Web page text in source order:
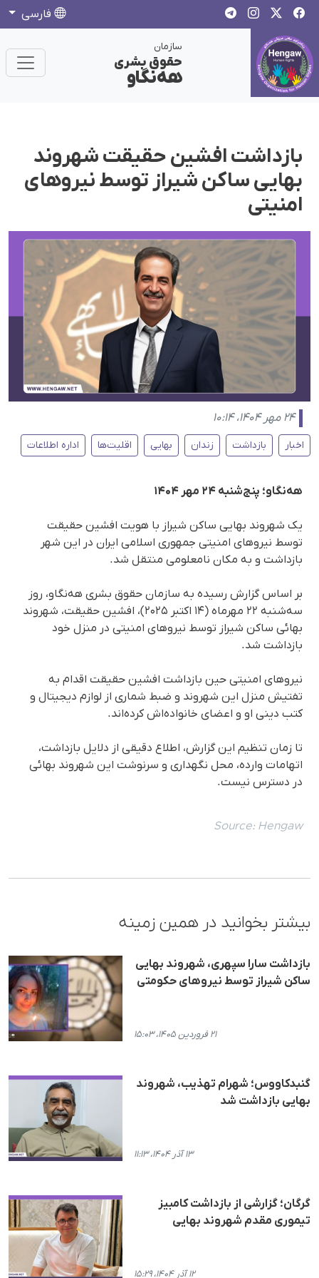
فارسی
سازمان
حقوق بشری
هەنگاو
بازداشت افشین حقیقت شهروند
بهایی ساکن شیراز توسط نیروهای
امنیتی
۲۴ مهر ۱۴۰۴، ۱۰:۱۴
اخبار بازداشت زندان بهایی اقلیت‌ها اداره اطلاعات
هەنگاو؛ پنج‌شنبه ۲۴ مهر ۱۴۰۴
یک شهروند بهایی ساکن شیراز با هویت افشین حقیقت
توسط نیروهای امنیتی جمهوری اسلامی ایران در این شهر
بازداشت و به مکان نامعلومی منتقل شد.
بر اساس گزارش رسیده به سازمان حقوق بشری هەنگاو، روز
سه‌شنبه ۲۲ مهرماه (۱۴ اکتبر ۲۰۲۵)، افشین حقیقت، شهروند
بهائی ساکن شیراز توسط نیروهای امنیتی در منزل خود
بازداشت شد.
نیروهای امنیتی حین بازداشت افشین حقیقت اقدام به
تفتیش منزل این شهروند و ضبط شماری از لوازم دیجیتال و
کتب دینی او و اعضای خانواده‌اش کرده‌اند.
تا زمان تنظیم این گزارش، اطلاع دقیقی از دلایل بازداشت،
اتهامات وارده، محل نگهداری و سرنوشت این شهروند بهائی
در دسترس نیست.
Source: Hengaw
بیشتر بخوانید در همین زمینه
بازداشت سارا سپهری، شهروند بهایی
ساکن شیراز توسط نیروهای حکومتی
۲۱ فروردین ۱۴۰۵، ۱۵:۰۳
گنبدکاووس؛ شهرام تهذیب، شهروند
بهایی بازداشت شد
۱۳ آذر ۱۴۰۴، ۱۱:۱۳
گرگان؛ گزارشی از بازداشت کامبیز
تیموری مقدم شهروند بهایی
۱۲ آذر ۱۴۰۴، ۱۵:۲۹